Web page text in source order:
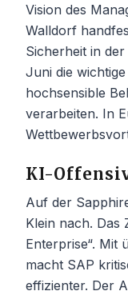
Vision des
Walldorf
Sicherheit in
Juni die
hochsensible
verarbeiten. In
KI-
Auf der
Klein nach. Das
Enterprise“. Mit
macht SAP
effizienter. Der